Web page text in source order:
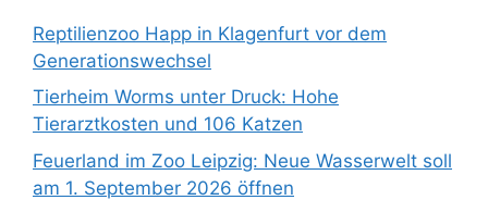
Reptilienzoo Happ in Klagenfurt vor dem
Generationswechsel
Tierheim Worms unter Druck: Hohe
Tierarztkosten und 106 Katzen
Feuerland im Zoo Leipzig: Neue Wasserwelt soll
am 1. September 2026 öffnen